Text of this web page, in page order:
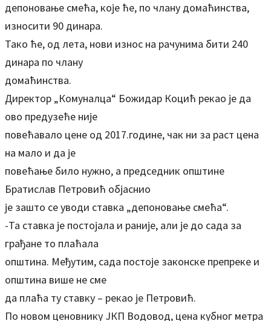
депоновање смећа, које ће, по члану домаћинства,
износити 90 динара.
Тако ће, од лета, нови износ на рачунима бити 240
динара по члану
домаћинства.
Директор „Комуналца“ Божидар Коцић рекао је да
ово предузеће није
повећавало цене од 2017.године, чак ни за раст цена
на мало и да је
повећање било нужно, а председник општине
Братислав Петровић објаснио
је зашто се уводи ставка „депоновање смећа“.
-Та ставка је постојала и раније, али је до сада за
грађане то плаћала
општина. Међутим, сада постоје законске препреке и
општина више не сме
да плаћа ту ставку – рекао је Петровић.
По новом ценовнику ЈКП Водовод, цена кубног метра